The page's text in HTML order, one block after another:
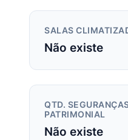
SALAS
Não existe
QTD.
PATRIMONIAL
Não existe